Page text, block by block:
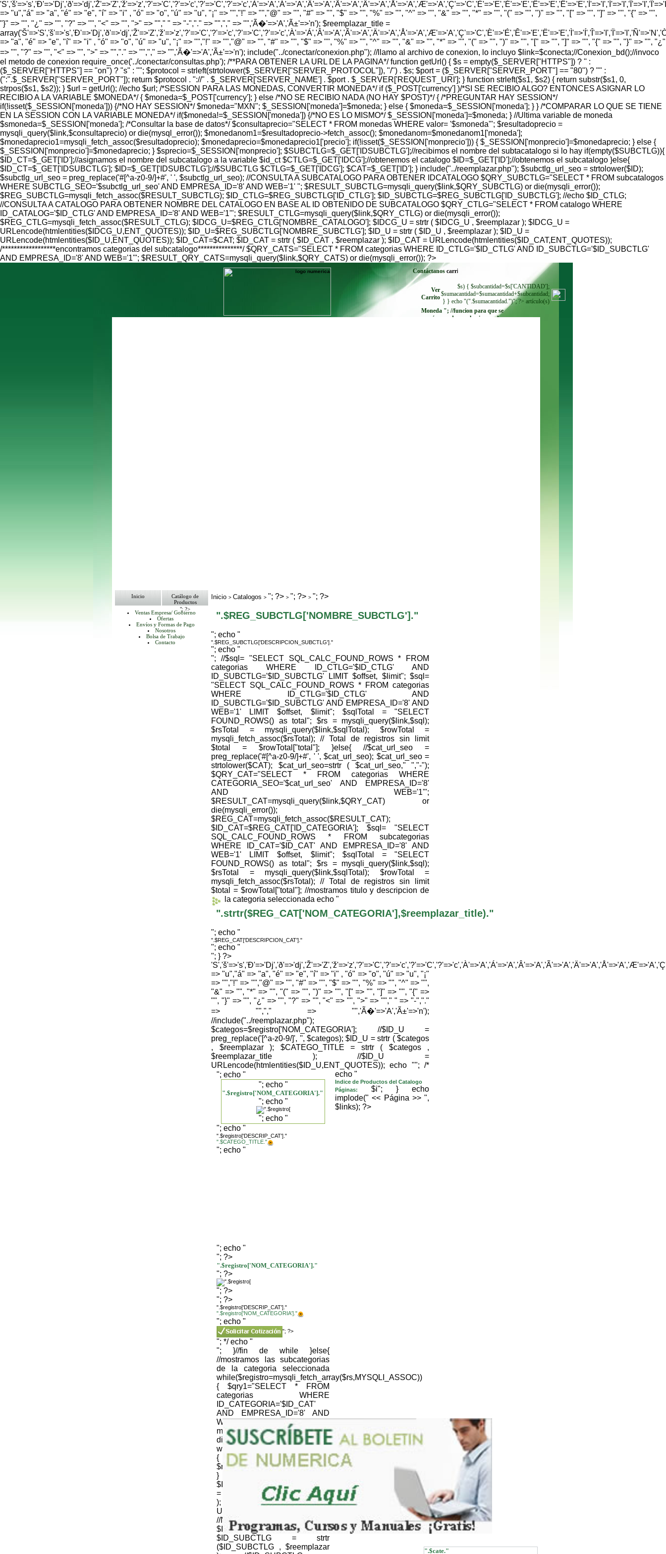
=> "u","á" => "a", "é" => "e", "í" => "i" , "ó" => "o", "ú" => "u", "¡" => "","!" => "","@" => "", "#" => "", "$" => "", "%" => "", "^" => "", "&" => "", "*" => "", "(" => "", ")" => "", "[" => "", "]" => "", "{" => "",
"}" => "", "¿" => "", "?" => "", "<" => "", ">" => ""," " => "-","." => "","," => "",'Ã�'=>'A','Ã±'=>'n'); $reemplazar_title =
=> "a", "é" => "e", "í" => "i" , "ó" => "o", "ú" => "u", "¡" => "","!" => "","@" => "", "#" => "", "$" => "", "%" => "", "^" => "", "&" => "", "*" => "", "(" => "", ")" => "", "[" => "", "]" => "", "{" => "", "}" => "", "¿"
=> "", "?" => "", "<" => "", ">" => "","." => "","," => "",'Ã�'=>'A','Ã±'=>'n'); include("../conectar/conexion.php"); //llamo al archivo de conexion, lo incluyo $link=$conecta;//Conexion_bd();//invoco
el metodo de conexion require_once('../conectar/consultas.php'); /**PARA OBTENER LA URL DE LA PAGINA*/ function getUrl() { $s = empty($_SERVER["HTTPS"]) ? '' :
($_SERVER["HTTPS"] == "on") ? "s" : ""; $protocol = strleft(strtolower($_SERVER["SERVER_PROTOCOL"]), "/") . $s; $port = ($_SERVER["SERVER_PORT"] == "80") ? "" :
(":".$_SERVER["SERVER_PORT"]); return $protocol . "://" . $_SERVER['SERVER_NAME'] . $port . $_SERVER['REQUEST_URI']; } function strleft($s1, $s2) { return substr($s1, 0,
strpos($s1, $s2)); } $url = getUrl(); //echo $url; /*SESSION PARA LAS MONEDAS, CONVERTIR MONEDA*/ if ($_POST['currency'] )/*SI SE RECIBIO ALGO? ENTONCES ASIGNAR LO
RECIBIO A LA VARIABLE $MONEDA*/ { $moneda=$_POST['currency']; } else /*NO SE RECIBIO NADA (NO HAY $POST)*/ { /*PREGUNTAR HAY SESSION*/
if(!isset($_SESSION['moneda'])) {/*NO HAY SESSION*/ $moneda="MXN"; $_SESSION['moneda']=$moneda; } else { $moneda=$_SESSION['moneda']; } } /*COMPARAR LO QUE SE TIENE
EN LA SESSION CON LA VARIABLE MONEDA*/ if($moneda!=$_SESSION['moneda']) {/*NO ES LO MISMO*/ $_SESSION['moneda']=$moneda; } //Ultima variable de moneda
$smoneda=$_SESSION['moneda']; /*Consultar la base de datos*/ $consultaprecio="SELECT * FROM monedas WHERE valor= '$smoneda'"; $resultadoprecio =
mysqli_query($link,$consultaprecio) or die(mysql_error()); $monedanom1=$resultadoprecio->fetch_assoc(); $monedanom=$monedanom1['moneda'];
$monedaprecio1=mysqli_fetch_assoc($resultadoprecio); $monedaprecio=$monedaprecio1['precio']; if(!isset($_SESSION['monprecio'])) { $_SESSION['monprecio']=$monedaprecio; } else {
$_SESSION['monprecio']=$monedaprecio; } $sprecio=$_SESSION['monprecio']; $SUBCTLG=$_GET['IDSUBCTLG'];//recibimos el nombre del subtacatalogo si lo hay if(empty($SUBCTLG)){
$ID_CT=$_GET['ID'];//asignamos el nombre del subcatalogo a la variable $id_ct $CTLG=$_GET['IDCG'];//obtenemos el catalogo $ID=$_GET['ID'];//obtenemos el subcatalogo }else{
$ID_CT=$_GET['IDSUBCTLG']; $ID=$_GET['IDSUBCTLG'];//$SUBCTLG $CTLG=$_GET['IDCG']; $CAT=$_GET['ID']; } include("../reemplazar.php"); $subctlg_url_seo = strtolower($ID);
$subctlg_url_seo = preg_replace('#[^a-z0-9/]+#', ' ', $subctlg_url_seo); //CONSULTA A SUBCATALOGO PARA OBTENER IDCATALOGO $QRY_SUBCTLG="SELECT * FROM subcatalogos
WHERE SUBCTLG_SEO='$subctlg_url_seo' AND EMPRESA_ID='8' AND WEB='1' "; $RESULT_SUBCTLG=mysqli_query($link,$QRY_SUBCTLG) or die(mysqli_error());
$REG_SUBCTLG=mysqli_fetch_assoc($RESULT_SUBCTLG); $ID_CTLG=$REG_SUBCTLG['ID_CTLG']; $ID_SUBCTLG=$REG_SUBCTLG['ID_SUBCTLG']; //echo $ID_CTLG;
//CONSULTA A CATALOGO PARA OBTENER NOMBRE DEL CATALOGO EN BASE AL ID OBTENIDO DE SUBCATALOGO $QRY_CTLG="SELECT * FROM catalogo WHERE
ID_CATALOG='$ID_CTLG' AND EMPRESA_ID='8' AND WEB='1'"; $RESULT_CTLG=mysqli_query($link,$QRY_CTLG) or die(mysqli_error());
$REG_CTLG=mysqli_fetch_assoc($RESULT_CTLG); $IDCG_U=$REG_CTLG['NOMBRE_CATALOGO']; $IDCG_U = strtr ( $IDCG_U , $reemplazar ); $IDCG_U =
URLencode(htmlentities($IDCG_U,ENT_QUOTES)); $ID_U=$REG_SUBCTLG['NOMBRE_SUBCTLG']; $ID_U = strtr ( $ID_U , $reemplazar ); $ID_U =
URLencode(htmlentities($ID_U,ENT_QUOTES)); $ID_CAT=$CAT; $ID_CAT = strtr ( $ID_CAT , $reemplazar ); $ID_CAT = URLencode(htmlentities($ID_CAT,ENT_QUOTES));
/******************encontramos categorias del subcatalogo***************/ $QRY_CATS="SELECT * FROM categorias WHERE ID_CTLG='$ID_CTLG' AND ID_SUBCTLG='$ID_SUBCTLG'
AND EMPRESA_ID='8' AND WEB='1'"; $RESULT_QRY_CATS=mysqli_query($link,$QRY_CATS) or die(mysqli_error()); ?>
Contáctanos
Ver
Carrito
$s) { $subcantidad=$s['CANTIDAD'];
$sumacantidad=$sumacantidad+$subcantidad;
} } echo "(".$sumacantidad.")"; ?> artículo(s)
Moneda "; //funcion para que se
envíe cuando se seleccione. echo
Inicio
Catálogo de
Productos
"; ?>
Ventas Empresa/ Gobierno
Ofertas
Envíos y Formas de Pago
Nosotros
Bolsa de Trabajo
Contacto
Inicio >Catalogos > "; ?>> "; ?>> "; ?>
".$REG_SUBCTLG['NOMBRE_SUBCTLG']."
"; echo "
".$REG_SUBCTLG['DESCRIPCION_SUBCTLG']."
"; echo "
"; //$sql= "SELECT SQL_CALC_FOUND_ROWS * FROM
categorias WHERE ID_CTLG='$ID_CTLG' AND
ID_SUBCTLG='$ID_SUBCTLG' LIMIT $offset, $limit"; $sql=
"SELECT SQL_CALC_FOUND_ROWS * FROM categorias
WHERE ID_CTLG='$ID_CTLG' AND
ID_SUBCTLG='$ID_SUBCTLG' AND EMPRESA_ID='8' AND
WEB='1' LIMIT $offset, $limit"; $sqlTotal = "SELECT
FOUND_ROWS() as total"; $rs = mysqli_query($link,$sql);
$rsTotal = mysqli_query($link,$sqlTotal); $rowTotal =
mysqli_fetch_assoc($rsTotal); // Total de registros sin limit
$total = $rowTotal["total"]; }else{ //$cat_url_seo =
preg_replace('#[^a-z0-9/]+#', ' ', $cat_url_seo); $cat_url_seo =
strtolower($CAT); $cat_url_seo=strtr ( $cat_url_seo," ","-");
$QRY_CAT="SELECT * FROM categorias WHERE
CATEGORIA_SEO='$cat_url_seo' AND EMPRESA_ID='8'
AND WEB='1'";
$RESULT_CAT=mysqli_query($link,$QRY_CAT) or
die(mysqli_error());
$REG_CAT=mysqli_fetch_assoc($RESULT_CAT);
$ID_CAT=$REG_CAT['ID_CATEGORIA']; $sql= "SELECT
SQL_CALC_FOUND_ROWS * FROM subcategorias
WHERE ID_CAT='$ID_CAT' AND EMPRESA_ID='8' AND
WEB='1' LIMIT $offset, $limit"; $sqlTotal = "SELECT
FOUND_ROWS() as total"; $rs = mysqli_query($link,$sql);
$rsTotal = mysqli_query($link,$sqlTotal); $rowTotal =
mysqli_fetch_assoc($rsTotal); // Total de registros sin limit
$total = $rowTotal["total"]; //mostramos titulo y descripcion de
la categoria seleccionada echo "
".strtr($REG_CAT['NOM_CATEGORIA'],$reemplazar_title)."
"; echo "
".$REG_CAT['DESCRIPCION_CAT']."
"; echo "
"; } ?>
=> "u","á" => "a", "é" => "e", "í" => "i" , "ó" => "o", "ú" => "u", "¡"
=> "","!" => "","@" => "", "#" => "", "$" => "", "%" => "", "^" => "",
"&" => "", "*" => "", "(" => "", ")" => "", "[" => "", "]" => "", "{" =>
"", "}" => "", "¿" => "", "?" => "", "<" => "", ">" => ""," " => "-","."
=> "","," => "",'Ã�'=>'A','Ã±'=>'n');
//include("../reemplazar.php");
$categos=$registro['NOM_CATEGORIA']; //$ID_U =
preg_replace('[^a-z0-9/]', '', $categos); $ID_U = strtr ( $categos
, $reemplazar ); $CATEGO_TITLE = strtr ( $categos ,
$reemplazar_title ); //$ID_U =
URLencode(htmlentities($ID_U,ENT_QUOTES)); echo "
"; echo "
"; echo "
".$registro['NOM_CATEGORIA']."
"; echo "
"; echo "
"; echo "
".$registro['DESCRIP_CAT']."
".$CATEGO_TITLE."
"; echo "
"; /*
echo "
"; echo "
"; ?>
".$registro['NOM_CATEGORIA']."
"; ?>
"; ?>
"; ?>
".$registro['DESCRIP_CAT']."
".$registro['NOM_CATEGORIA']."
"; echo "
"; ?>
"; */ echo "
"; }//fin de while }else{
//mostramos las subcategorias
de la categoria seleccionada
while($registro=mysqli_fetch_array($rs,MYSQLI_ASSOC))
{ $qry1="SELECT * FROM
categorias WHERE
ID_CATEGORIA='$ID_CAT'
AND EMPRESA_ID='8' AND
WEB='1' "; $resultQRY =
mysqli_query($link,$qry1) or
die(mysqli_error());
while($registroQRY=mysqli_fetch_array($resultQRY,MYSQLI_ASSOC))
{
$nomb_cat=$registroQRY['NOM_CATEGORIA'];
} //NOMBRE CATALOGO
$ID_CTLG=$CTLG; $ID_CTLG
= strtr ($ID_CTLG , $reemplazar
); $ID_CTLG =
URLencode(htmlentities($ID_CTLG,ENT_QUOTES));
//NOMBRE SUBCATALOGO
$ID_SUBCTLG=$SUBCTLG;
$ID_SUBCTLG = strtr
($ID_SUBCTLG , $reemplazar
Indice de Productos del Catalogo
Páginas:
$i"; } echo
implode(" << Página >> ",
$links); ?>
".$cate."